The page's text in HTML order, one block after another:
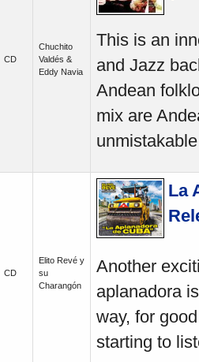
CD
Chuchito
Valdés &
Eddy Navia
This is an
and Jazz
Andean
mix are
CD
Elito Revé y
su
Charangón
La
Another
aplanadora
way, for
starting to